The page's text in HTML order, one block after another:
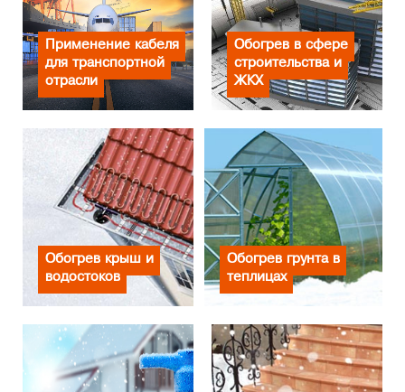
Применение кабеля
для транспортной
отрасли
Обогрев в сфере
строительства и
ЖКХ
Обогрев крыш и
водостоков
Обогрев грунта в
теплицах